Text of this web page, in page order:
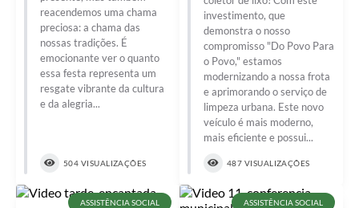
reacendemos uma chama
preciosa: a chama das
nossas tradições. É
emocionante ver o quanto
essa festa representa um
resgate vibrante da cultura
e da alegria...
504 VISUALIZAÇÕES
investimento, que
demonstra o nosso
compromisso "Do Povo Para
o Povo," estamos
modernizando a nossa frota
e aprimorando o serviço de
limpeza urbana. Este novo
veículo é mais moderno,
mais eficiente e possui...
487 VISUALIZAÇÕES
ASSISTÊNCIA SOCIAL ASSISTÊNCIA SOCIAL